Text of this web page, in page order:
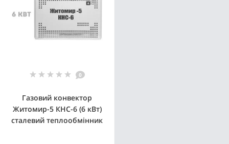
0
Газовий конвектор
Житомир-5 КНС-6 (6 кВт)
сталевий теплообмінник